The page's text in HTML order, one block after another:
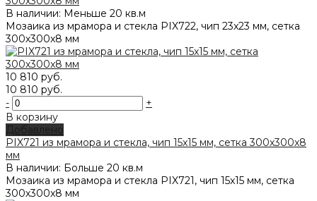
В наличии: Меньше 20 кв.м
Мозаика из мрамора и стекла PIX722, чип 23x23 мм, сетка
300х300x8 мм
10 810 руб.
10 810 руб.
-
+
В корзину
Добавлено
PIX721 из мрамора и стекла, чип 15x15 мм, сетка 300х300x8
мм
В наличии: Больше 20 кв.м
Мозаика из мрамора и стекла PIX721, чип 15x15 мм, сетка
300х300x8 мм